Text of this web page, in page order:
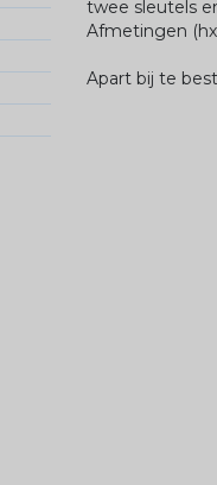
twee sleutels
Afmetingen
Apart bij te